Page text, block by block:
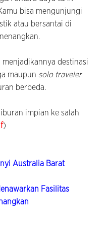
bisa mengunjungi
atau bersantai di
destinasi
maupun solo traveler
berbeda.
impian ke salah
f)
Australia Barat
Fasilitas